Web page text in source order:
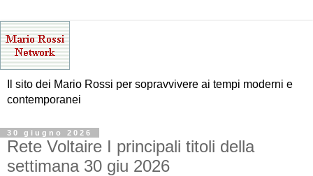
Il sito dei Mario Rossi per sopravvivere ai tempi moderni e
contemporanei
30 giugno 2026
Rete Voltaire I principali titoli della
settimana 30 giu 2026